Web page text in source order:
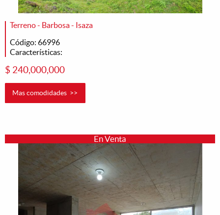
Terreno - Barbosa - Isaza
Código: 66996
Características:
$ 240,000,000
Mas comodidades >>
En Venta